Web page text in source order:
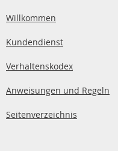
Willkommen
Kundendienst
Verhaltenskodex
Anweisungen und Regeln
Seitenverzeichnis